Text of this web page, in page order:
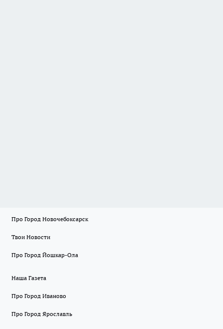
Про Город Новочебоксарск
Твои Новости
Про Город Йошкар-Ола
Наша Газета
Про Город Иваново
Про Город Ярославль